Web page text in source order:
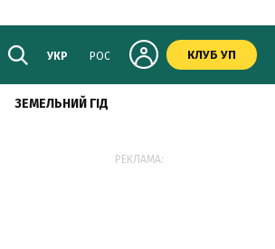
УКР РОС КЛУБ УП
ЗЕМЕЛЬНИЙ ГІД
РЕКЛАМА: